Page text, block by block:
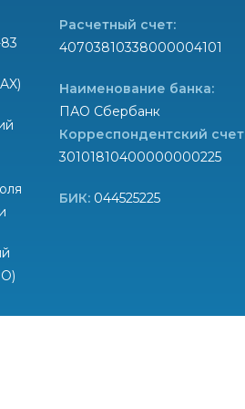
Расчетный счет:
40703810338000004101
Наименование банка:
ПАО Сбербанк
Корреспондентский
30101810400000000225
БИК:044525225